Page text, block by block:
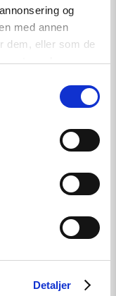
og
med annen
dem, eller som de
deres.
Detaljer